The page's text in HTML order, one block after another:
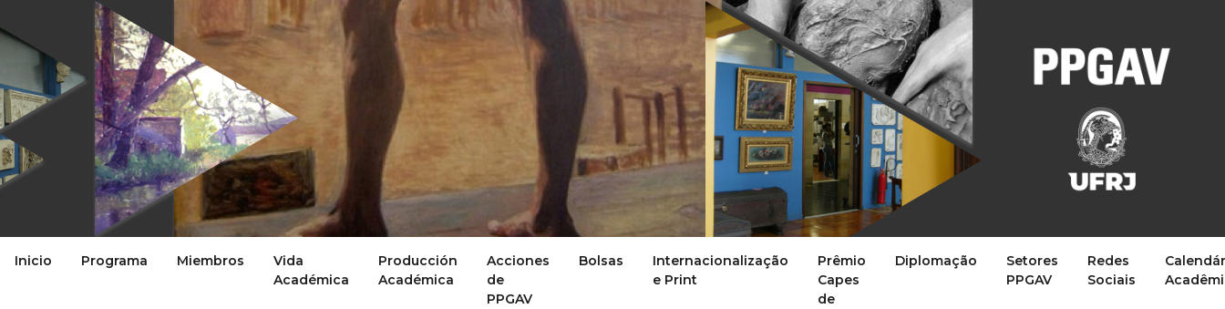
Inicio Programa Miembros
Vida
Académica
Producción
Académica
Acciones
de
PPGAV
Bolsas
Internacionalização
e Print
Prêmio
Capes
de
Diplomação
Setores
PPGAV
Redes
Sociais